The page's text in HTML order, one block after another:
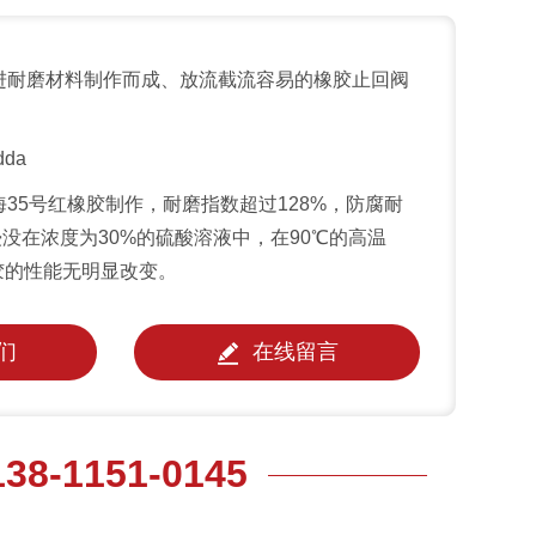
磨材料制作而成、放流截流容易的橡胶止回阀
号红橡胶制作，耐磨指数超过128%，防腐耐
在浓度为30%的硫酸溶液中，在90℃的高温
性能无明显改变。
在线留言
1151-0145